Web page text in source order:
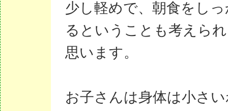
少し軽めで、朝食をし
るということも考えら
思います。
お子さんは身体は小さ